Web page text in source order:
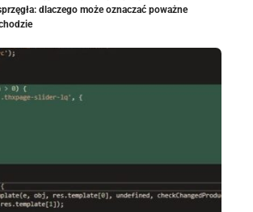
dlaczego może oznaczać poważne